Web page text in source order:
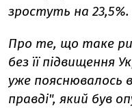
зростуть на 23,5%.
Про те, що таке
без її підвищення
уже пояснювалось
правді", який був